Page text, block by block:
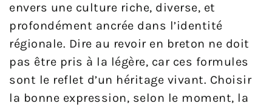
envers une culture riche, diverse, et
profondément ancrée dans l’identité
régionale. Dire au revoir en breton ne doit
pas être pris à la légère, car ces formules
sont le reflet d’un héritage vivant. Choisir
la bonne expression, selon le moment, la